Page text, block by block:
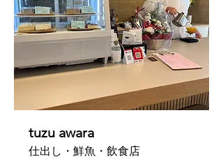
tuzu awara
仕出し・鮮魚・飲食店